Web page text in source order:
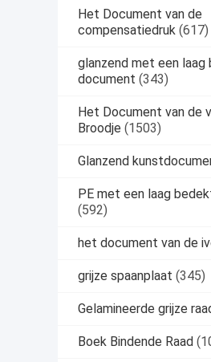
Het Document van de
compensatiedruk (617)
glanzend met een laag
document (343)
Het Document van de
Broodje (1503)
Glanzend
PE met een laag
(592)
het document van de
grijze spaanplaat (345)
Gelamineerde grijze
Boek Bindende Raad